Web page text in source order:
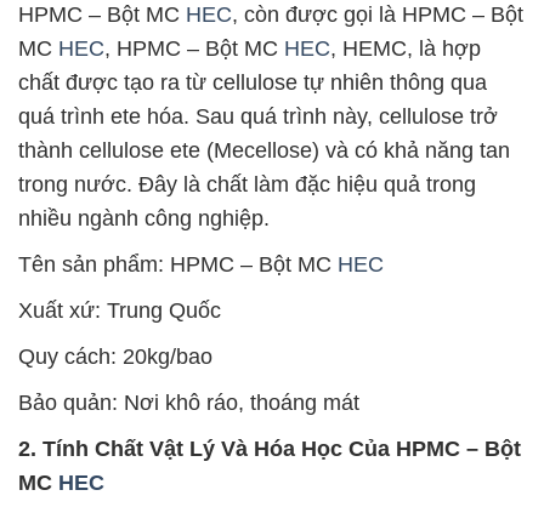
HPMC – Bột MC HEC, còn được gọi là HPMC – Bột
MC HEC, HPMC – Bột MC HEC, HEMC, là hợp
chất được tạo ra từ cellulose tự nhiên thông qua
quá trình ete hóa. Sau quá trình này, cellulose trở
thành cellulose ete (Mecellose) và có khả năng tan
trong nước. Đây là chất làm đặc hiệu quả trong
nhiều ngành công nghiệp.
Tên sản phẩm: HPMC – Bột MC HEC
Xuất xứ: Trung Quốc
Quy cách: 20kg/bao
Bảo quản: Nơi khô ráo, thoáng mát
2. Tính Chất Vật Lý Và Hóa Học Của HPMC – Bột
MC HEC